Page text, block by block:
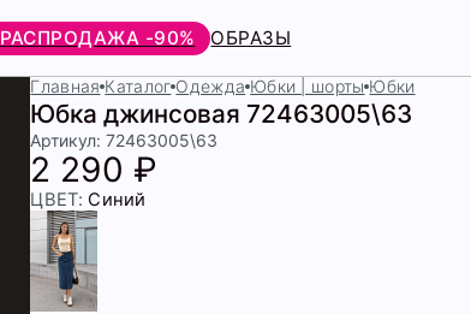
РАСПРОДАЖА -90% ОБРАЗЫ
Главная Каталог Одежда Юбки | шорты Юбки
Юбка джинсовая 72463005\63
Артикул: 72463005\63
2 290 ₽
ЦВЕТ: Синий